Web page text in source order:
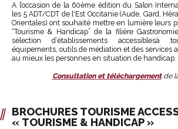
A l’occasion de la 60ème édition du Salon
les 5 ADT/CDT de l'Est Occitanie (Aude, Gard,
Orientales) ont souhaité mettre en lumière leurs
“Tourisme & Handicap” de la filière
sélection d’établissements accessiblesà
équipements, outils de médiation et des services
au mieux les personnes en situation de handicap.
Consultation et téléchargement de
BROCHURES TOURISME
« TOURISME & HANDICAP »